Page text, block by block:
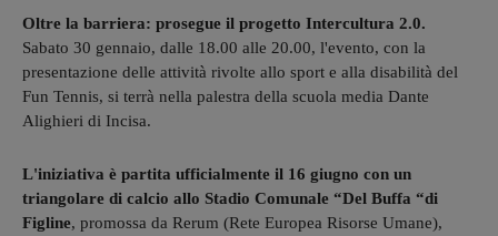
Oltre la barriera: prosegue il progetto Intercultura 2.0.
Sabato 30 gennaio, dalle 18.00 alle 20.00, l'evento, con la
presentazione delle attività rivolte allo sport e alla disabilità del
Fun Tennis, si terrà nella palestra della scuola media Dante
Alighieri di Incisa.
L'iniziativa è partita ufficialmente il 16 giugno con un
triangolare di calcio allo Stadio Comunale “Del Buffa “di
Figline, promossa da Rerum (Rete Europea Risorse Umane),